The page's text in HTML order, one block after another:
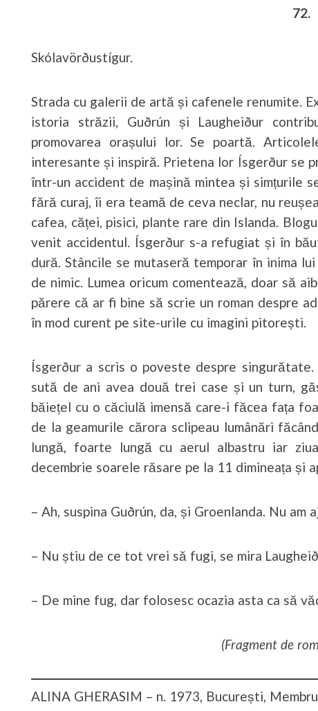
72.
Skólavörðustígur.
Strada cu galerii de artă și cafenele renumite.
istoria străzii, Guðrún și Laugheiður
promovarea orașului lor. Se poartă.
interesante și inspiră. Prietena lor Ísgerður se
într-un accident de mașină mintea și simțurile
fără curaj, îi era teamă de ceva neclar, nu
cafea, căței, pisici, plante rare din Islanda.
venit accidentul. Ísgerður s-a refugiat și în
dură. Stâncile se mutaseră temporar în inima
de nimic. Lumea oricum comentează, doar să
părere că ar fi bine să scrie un roman despre
în mod curent pe site-urile cu imagini pitorești.
Ísgerður a scris o poveste despre
sută de ani avea două trei case și un turn,
băiețel cu o căciulă imensă care-i făcea fața
de la geamurile cărora sclipeau lumânări
lungă, foarte lungă cu aerul albastru iar
decembrie soarele răsare pe la 11 dimineața și
– Ah, suspina Guðrún, da, și Groenlanda. Nu am
– Nu știu de ce tot vrei să fugi, se mira
– De mine fug, dar folosesc ocazia asta ca să
(Fragment de
ALINA GHERASIM – n. 1973, București,